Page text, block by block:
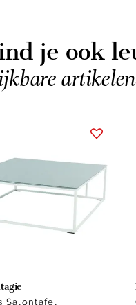
je ook
artikelen
Salontafel